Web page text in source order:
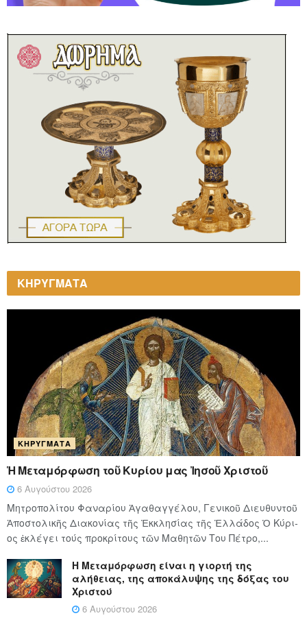
ΚΗΡΥΓΜΑΤΑ
ΚΗΡΎΓΜΑΤΑ
Ἡ Μεταμόρφωση τοῦ Κυρίου μας Ἰησοῦ Χριστοῦ
6 Αυγούστου 2026
Μητροπολίτου Φαναρίου Ἀγαθαγγέλου, Γενικοῦ Διευθυντοῦ
Ἀποστολικῆς Διακονίας τῆς Ἐκκλησίας τῆς Ἑλλάδος Ὁ Κύ­ρι­
ος ἐκλέγει τούς προ­κρί­τους τῶν Μα­θη­τῶν Του Πέ­τρο,...
Η Μεταμόρφωση είναι η γιορτή της
αλήθειας, της αποκάλυψης της δόξας του
Χριστού
6 Αυγούστου 2026